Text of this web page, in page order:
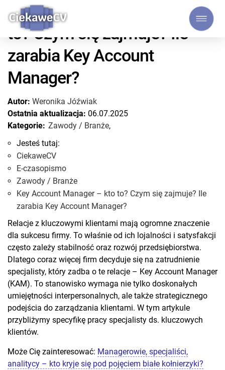
Key Account Manager – kto
to? Czym się zajmuje? Ile
zarabia Key Account
Manager?
Autor: Weronika Jóźwiak
Ostatnia aktualizacja: 06.07.2025
Kategorie: Zawody / Branże,
Jesteś tutaj:
CiekaweCV
E-czasopismo
Zawody / Branże
Key Account Manager – kto to? Czym się zajmuje? Ile
zarabia Key Account Manager?
Relacje z kluczowymi klientami mają ogromne znaczenie
dla sukcesu firmy. To właśnie od ich lojalności i satysfakcji
często zależy stabilność oraz rozwój przedsiębiorstwa.
Dlatego coraz więcej firm decyduje się na zatrudnienie
specjalisty, który zadba o te relacje – Key Account Manager
(KAM). To stanowisko wymaga nie tylko doskonałych
umiejętności interpersonalnych, ale także strategicznego
podejścia do zarządzania klientami. W tym artykule
przybliżymy specyfikę pracy specjalisty ds. kluczowych
klientów.
Może Cię zainteresować: Managerowie, specjaliści,
analitycy – kto kryje się pod pojęciem białe kołnierzyki?